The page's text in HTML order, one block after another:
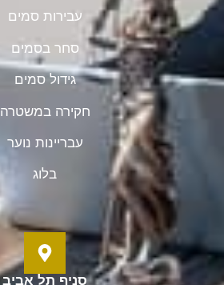
עבירות סמים
סחר בסמים
גידול סמים
חקירה במשטרה
עבריינות נוער
בלוג
סניף תל אביב